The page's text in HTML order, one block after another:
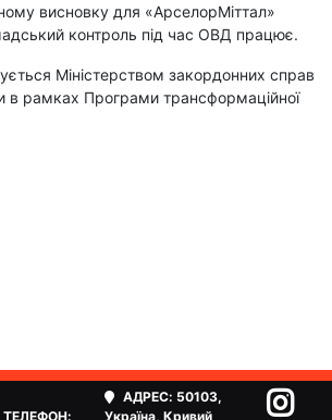
висновку для «АрселорМіттал»
контроль під час ОВД працює.
Міністерством закордонних справ
в рамках Програми трансформаційної
ТЕЛЕФОН:
АДРЕС: 50103,
Україна, Кривий